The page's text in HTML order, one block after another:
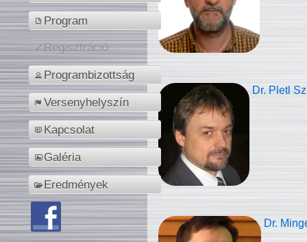
Program
Regisztráció
Programbizottság
Versenyhelyszín
Kapcsolat
Galéria
Eredmények
Dr. Pletl
Dr.